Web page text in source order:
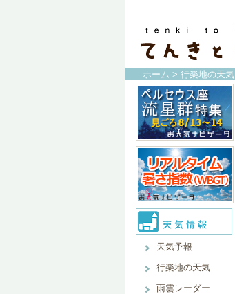
ホーム > 行楽地の天気
天気予報
行楽地の天気
雨雲レーダー